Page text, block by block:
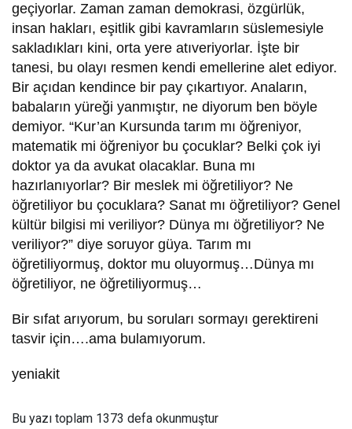
geçiyorlar. Zaman zaman demokrasi, özgürlük,
insan hakları, eşitlik gibi kavramların süslemesiyle
sakladıkları kini, orta yere atıveriyorlar. İşte bir
tanesi, bu olayı resmen kendi emellerine alet ediyor.
Bir açıdan kendince bir pay çıkartıyor. Anaların,
babaların yüreği yanmıştır, ne diyorum ben böyle
demiyor. “Kur’an Kursunda tarım mı öğreniyor,
matematik mi öğreniyor bu çocuklar? Belki çok iyi
doktor ya da avukat olacaklar. Buna mı
hazırlanıyorlar? Bir meslek mi öğretiliyor? Ne
öğretiliyor bu çocuklara? Sanat mı öğretiliyor? Genel
kültür bilgisi mi veriliyor? Dünya mı öğretiliyor? Ne
veriliyor?” diye soruyor güya. Tarım mı
öğretiliyormuş, doktor mu oluyormuş…Dünya mı
öğretiliyor, ne öğretiliyormuş…
Bir sıfat arıyorum, bu soruları sormayı gerektireni
tasvir için….ama bulamıyorum.
yeniakit
Bu yazı toplam 1373 defa okunmuştur